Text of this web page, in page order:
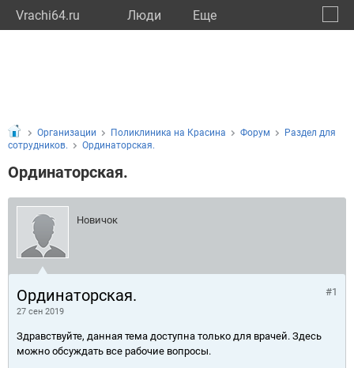
Vrachi64.ru Люди Eще
Организации Поликлиника на Красина Форум
Раздел для
сотрудников.
Ординаторская.
Ординаторская.
Новичок
Ординаторская.
27 сен 2019
#1
Здравствуйте, данная тема доступна только для врачей. Здесь
можно обсуждать все рабочие вопросы.